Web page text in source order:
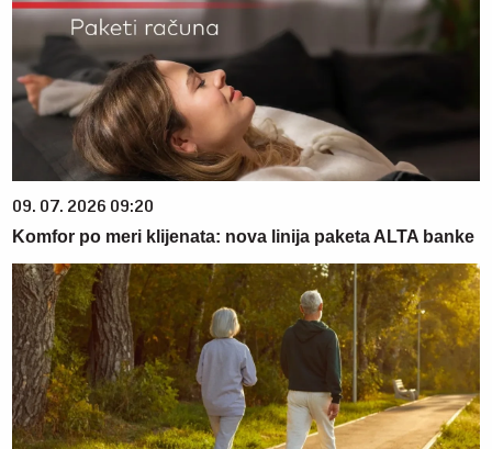
09. 07. 2026 09:20
Komfor po meri klijenata: nova linija paketa ALTA banke